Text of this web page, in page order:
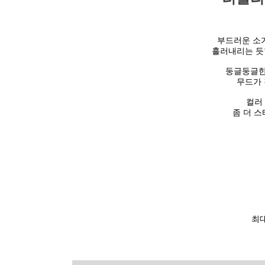
부드러운 소
흘러내리는
둥글둥글
무드가
컬러
좀 더 스
최